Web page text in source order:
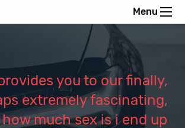
Menu
you to our finally,
extremely fascinating,
much sex is i end up